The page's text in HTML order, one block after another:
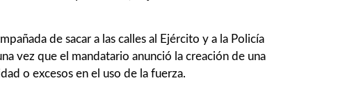
de sacar a las calles al Ejército y a la Policía
vez que el mandatario anunció la creación de una
o excesos en el uso de la fuerza.